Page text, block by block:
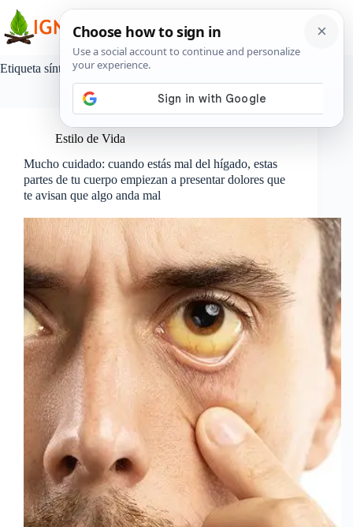
contenido
Etiqueta síntomas del hígado
Estilo de Vida
Mucho cuidado: cuando estás mal del hígado, estas
partes de tu cuerpo empiezan a presentar dolores que
te avisan que algo anda mal